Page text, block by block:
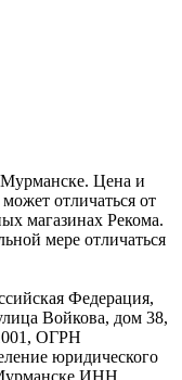
Цена и
отличаться от
магазинах Рекома.
мере отличаться
Федерация,
Войкова, дом 38,
ОГРН
юридического
ИНН